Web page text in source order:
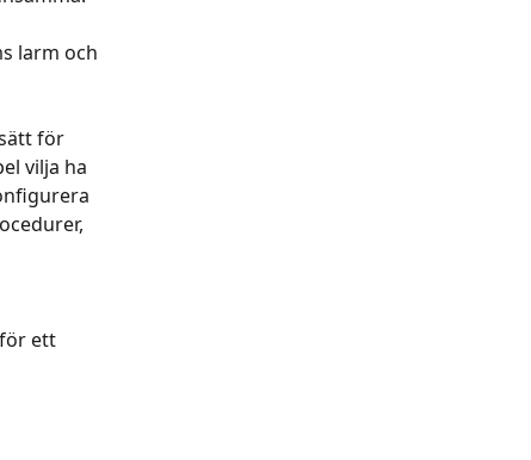
larm och
för
vilja ha
ett